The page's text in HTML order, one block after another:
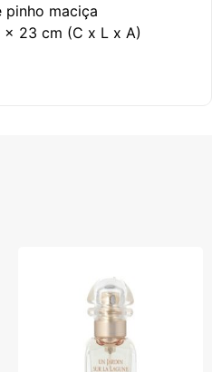
pinho maciça
23 cm (C x L x A)